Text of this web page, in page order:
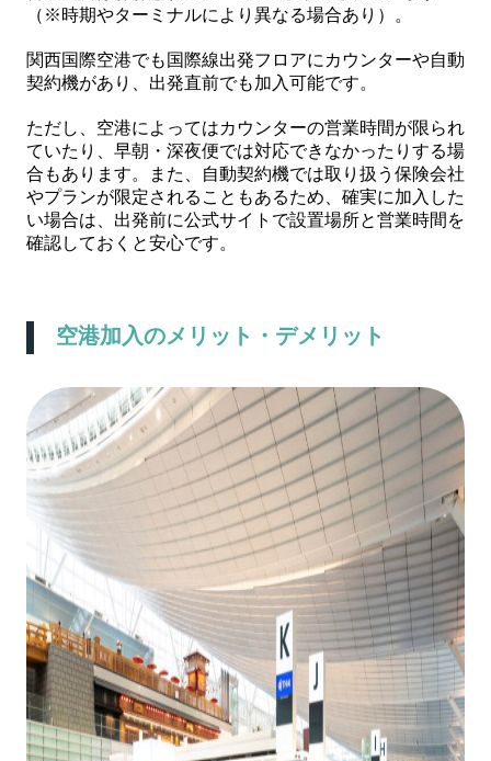
（※時期やターミナルにより異なる場合あり）。
関西国際空港でも国際線出発フロアにカウンターや自動
契約機があり、出発直前でも加入可能です。
ただし、空港によってはカウンターの営業時間が限られ
ていたり、早朝・深夜便では対応できなかったりする場
合もあります。また、自動契約機では取り扱う保険会社
やプランが限定されることもあるため、確実に加入した
い場合は、出発前に公式サイトで設置場所と営業時間を
確認しておくと安心です。
空港加入のメリット・デメリット